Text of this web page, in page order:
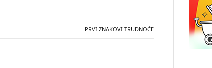
PRVI ZNAKOVI TRUDNOĆE